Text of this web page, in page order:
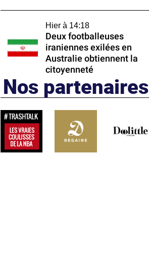
Hier à 14:18
Deux footballeuses
iraniennes exilées en
Australie obtiennent la
citoyenneté
Nos partenaires